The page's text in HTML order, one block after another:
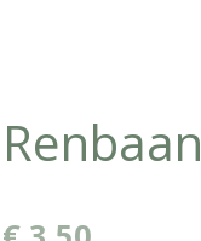
Renbaan